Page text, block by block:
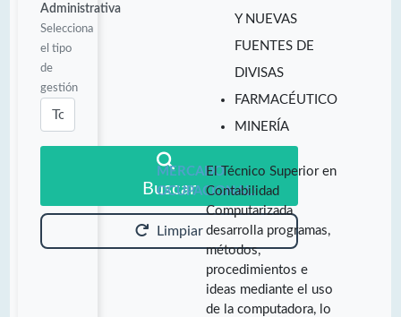
Administrativa
Selecciona
el tipo
de
gestión
Buscar
Limpiar
Y NUEVAS
FUENTES DE
DIVISAS
FARMACÉUTICO
MINERÍA
MERCADO
OCUPACIONAL:
El Técnico Superior en
Contabilidad
Computarizada
desarrolla programas,
métodos,
procedimientos e
ideas mediante el uso
de la computadora, lo